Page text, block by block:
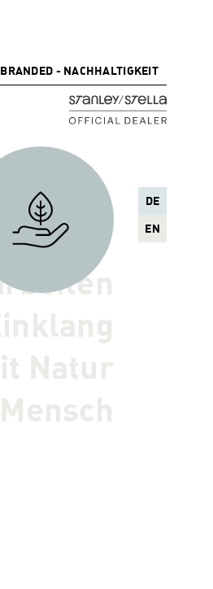
DE
EN
- NACHHALTIGKEIT
Natur